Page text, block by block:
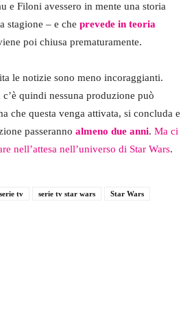
e Filoni avessero in mente una storia
stagione – e che prevede in teoria
poi chiusa prematuramente.
le notizie sono meno incoraggianti.
quindi nessuna produzione può
che questa venga attivata, si concluda e
passeranno almeno due anni. Ma ci
nell’attesa nell’universo di Star Wars.
serie tv serie tv star wars Star Wars